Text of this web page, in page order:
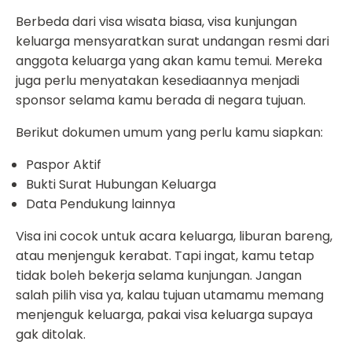
Berbeda dari visa wisata biasa, visa kunjungan
keluarga mensyaratkan surat undangan resmi dari
anggota keluarga yang akan kamu temui. Mereka
juga perlu menyatakan kesediaannya menjadi
sponsor selama kamu berada di negara tujuan.
Berikut dokumen umum yang perlu kamu siapkan:
Paspor Aktif
Bukti Surat Hubungan Keluarga
Data Pendukung lainnya
Visa ini cocok untuk acara keluarga, liburan bareng,
atau menjenguk kerabat. Tapi ingat, kamu tetap
tidak boleh bekerja selama kunjungan. Jangan
salah pilih visa ya, kalau tujuan utamamu memang
menjenguk keluarga, pakai visa keluarga supaya
gak ditolak.